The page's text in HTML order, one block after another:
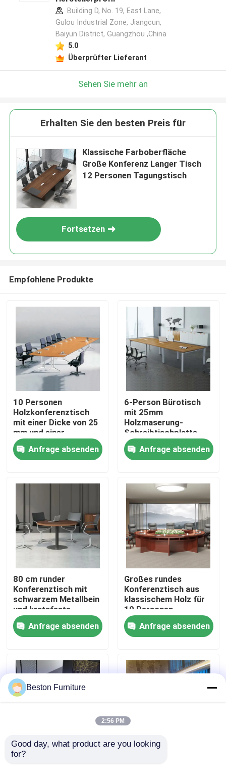
Produkte
Über uns
Werksbesichtigung
Qualitätskontrolle
Nachrichten
Blog
Building D, No. 19, East Lane,
Gulou Industrial Zone, Jiangcun,
Baiyun District, Guangzhou ,China
5.0
Überprüfter Lieferant
Sehen Sie mehr an
Erhalten Sie den besten Preis für
Klassische Farboberfläche
Große Konferenz Langer Tisch
12 Personen Tagungstisch
Fortsetzen
Empfohlene Produkte
10 Personen
Holzkonferenztisch
mit einer Dicke von 25
mm und einer
kratzfesten
Oberfläche für
Sitzungen im
Anfrage absenden
6-Person Bürotisch
mit 25mm
Holzmaserung-
Schreibtischplatte,
kratzfester
Oberfläche und
anpassbaren Farben
Anfrage absenden
80 cm runder
Konferenztisch mit
schwarzem Metallbein
und kratzfeste
Oberfläche
Anfrage absenden
Großes rundes
Konferenztisch aus
klassischem Holz für
10 Personen
Anfrage absenden
2.4M Holz
Beston Furniture
2:56 PM
Good day, what product are you looking
for?